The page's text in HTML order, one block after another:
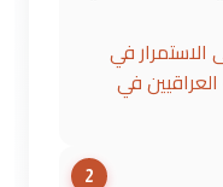
في
العراقيين في
2